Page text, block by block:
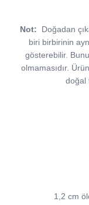
Not:
Doğadan
biri birbirinin
gösterebilir.
olmamasıdır.
doğal
1,2 cm